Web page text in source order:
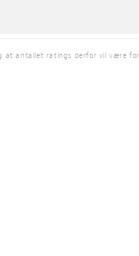
at antallet ratings derfor vil være